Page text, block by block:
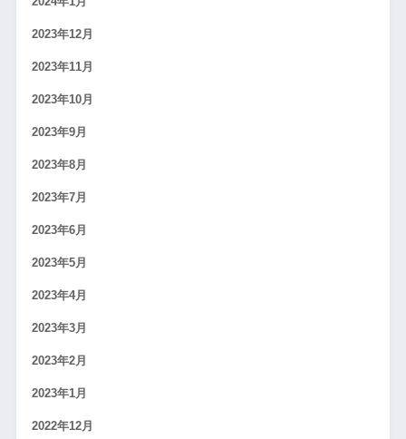
2023年12月
2023年11月
2023年10月
2023年9月
2023年8月
2023年7月
2023年6月
2023年5月
2023年4月
2023年3月
2023年2月
2023年1月
2022年12月